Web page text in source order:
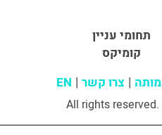
תחומי עניין
קומיקס
צרו קשר EN
All rights